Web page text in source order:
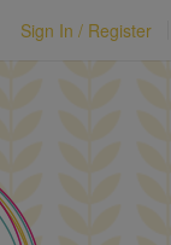
Sign In / Register